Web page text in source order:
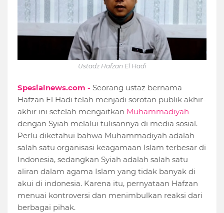
Ustadz Hafzan El Hadi
Spesialnews.com - Seorang ustaz bernama
Hafzan El Hadi telah menjadi sorotan publik akhir-
akhir ini setelah mengaitkan Muhammadiyah
dengan Syiah melalui tulisannya di media sosial.
Perlu diketahui bahwa Muhammadiyah adalah
salah satu organisasi keagamaan Islam terbesar di
Indonesia, sedangkan Syiah adalah salah satu
aliran dalam agama Islam yang tidak banyak di
akui di indonesia. Karena itu, pernyataan Hafzan
menuai kontroversi dan menimbulkan reaksi dari
berbagai pihak.